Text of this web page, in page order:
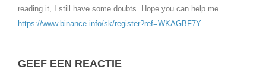
reading it, I still have some doubts. Hope you can help me.
https://www.binance.info/sk/register?ref=WKAGBF7Y
GEEF EEN REACTIE